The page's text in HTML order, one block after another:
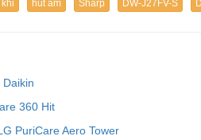
hut am Sharp DW-J27FV-S
360 Hit
PuriCare Aero Tower